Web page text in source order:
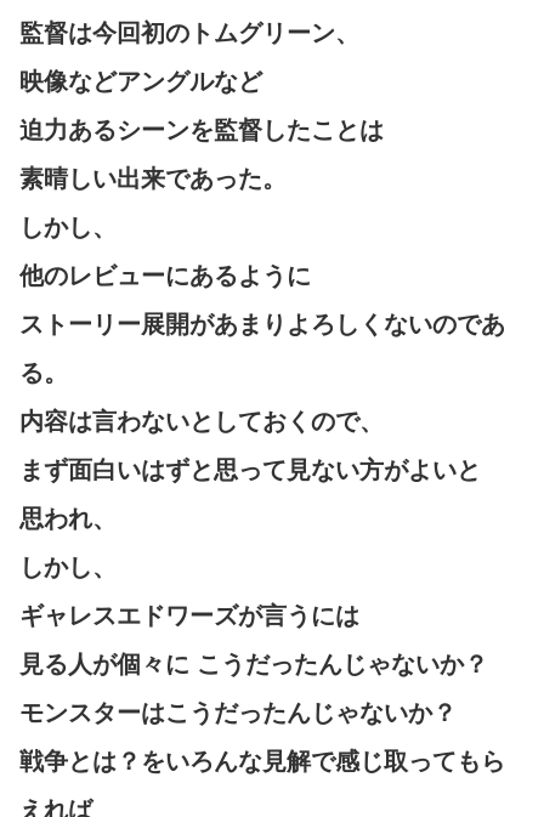
監督は今回初のトムグリーン、
映像などアングルなど
迫力あるシーンを監督したことは
素晴しい出来であった。
しかし、
他のレビューにあるように
ストーリー展開があまりよろしくないのであ
る。
内容は言わないとしておくので、
まず面白いはずと思って見ない方がよいと
思われ、
しかし、
ギャレスエドワーズが言うには
見る人が個々に こうだったんじゃないか？
モンスターはこうだったんじゃないか？
戦争とは？をいろんな見解で感じ取ってもら
えれば